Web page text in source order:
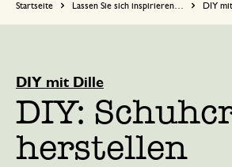
Startseite Lassen Sie sich inspirieren… DIY
DIY mit Dille
DIY:
herstellen